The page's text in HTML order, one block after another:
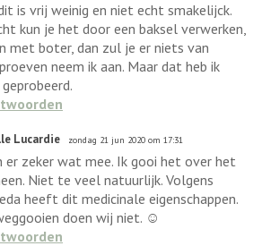
is vrij weinig en niet echt smakelijck.
kun je het door een baksel verwerken,
met boter, dan zul je er niets van
neem ik aan. Maar dat heb ik
Lucardie zondag 21 jun 2020 om 17:31
er zeker wat mee. Ik gooi het over het
Niet te veel natuurlijk. Volgens
heeft dit medicinale eigenschappen.
doen wij niet. ☺️